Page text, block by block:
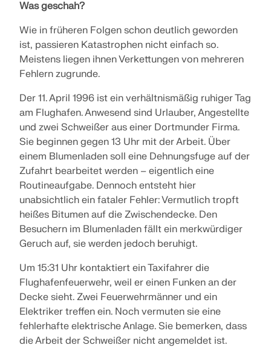
RWIND 3
CFD-Software für digitale Windkanäle
Weitere Infos
Dlubal API
Ihr Tor zur parametrischen Modellierung und
Automatisierung
API entdecken
API Dokumentation
Index
Erste Schritte
SUPPORT ERHALTEN
KOSTENLOSE LIZENZ ERHALTEN
zur Seite.
MIT DEM SUPPORT IN VERBINDUNG TRETEN
Was geschah?
Wie in früheren Folgen schon deutlich geworden
ist, passieren Katastrophen nicht einfach so.
Meistens liegen ihnen Verkettungen von mehreren
Fehlern zugrunde.
Der 11. April 1996 ist ein verhältnismäßig ruhiger Tag
am Flughafen. Anwesend sind Urlauber, Angestellte
und zwei Schweißer aus einer Dortmunder Firma.
Sie beginnen gegen 13 Uhr mit der Arbeit. Über
einem Blumenladen soll eine Dehnungsfuge auf der
Zufahrt bearbeitet werden – eigentlich eine
Routineaufgabe. Dennoch entsteht hier
unabsichtlich ein fataler Fehler: Vermutlich tropft
heißes Bitumen auf die Zwischendecke. Den
Besuchern im Blumenladen fällt ein merkwürdiger
Geruch auf, sie werden jedoch beruhigt.
Um 15:31 Uhr kontaktiert ein Taxifahrer die
Flughafenfeuerwehr, weil er einen Funken an der
Decke sieht. Zwei Feuerwehrmänner und ein
Elektriker treffen ein. Noch vermuten sie eine
fehlerhafte elektrische Anlage. Sie bemerken, dass
die Arbeit der Schweißer nicht angemeldet ist.